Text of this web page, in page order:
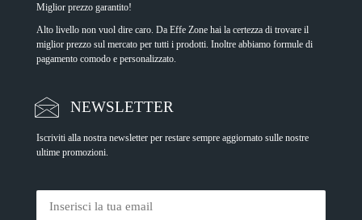
Miglior prezzo garantito!
Alto livello non vuol dire caro. Da Effe Zone hai la certezza di trovare il
miglior prezzo sul mercato per tutti i prodotti. Inoltre abbiamo formule di
pagamento comodo e personalizzato.
NEWSLETTER
Iscriviti alla nostra newsletter per restare sempre aggiornato sulle nostre
ultime promozioni.